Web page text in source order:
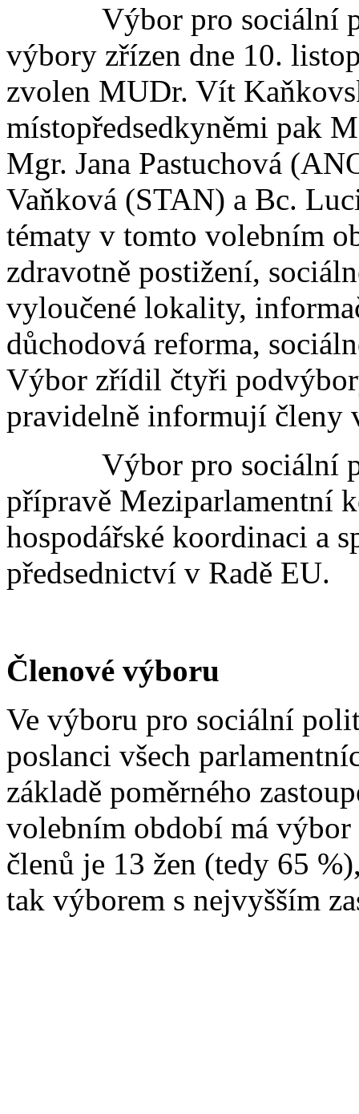
Výbor pro sociální
výbory zřízen dne 10.
zvolen MUDr. Vít
místopředsedkyněmi pak
Mgr. Jana Pastuchová
Vaňková (STAN) a Bc.
tématy v tomto volebním
zdravotně postižení,
vyloučené lokality,
důchodová reforma,
Výbor zřídil čtyři
pravidelně informují členy
Výbor pro sociální
přípravě Meziparlamentní
hospodářské koordinaci a
předsednictví v Radě EU.
Členové výboru
Ve výboru pro sociální
poslanci všech
základě poměrného
volebním období má
členů je 13 žen (tedy 65
tak výborem s nejvyšším